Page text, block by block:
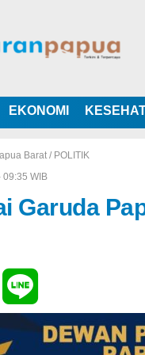
EKONOMI
Barat/ POLITIK
09:35 WIB
Garuda